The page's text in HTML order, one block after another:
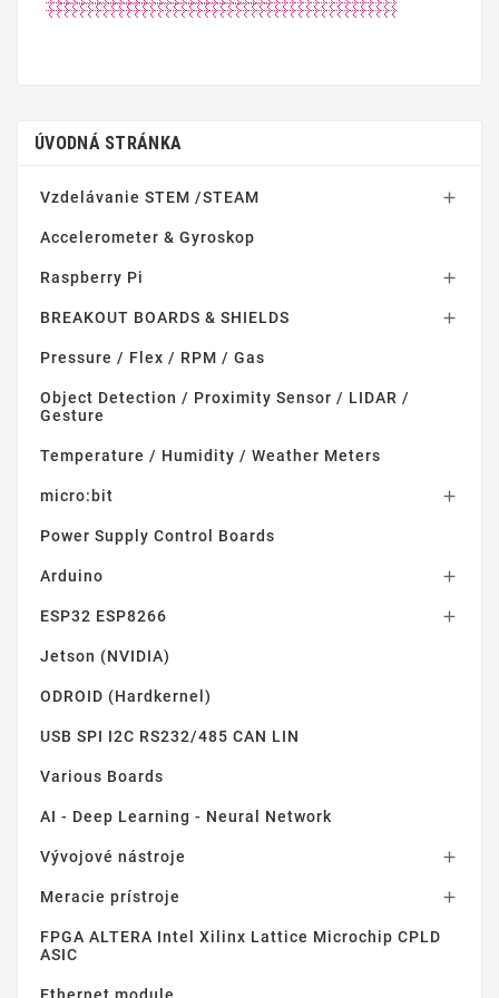
ÚVODNÁ STRÁNKA
Vzdelávanie STEM /STEAM 
Accelerometer & Gyroskop
Raspberry Pi 
BREAKOUT BOARDS & SHIELDS 
Pressure / Flex / RPM / Gas
Object Detection / Proximity Sensor / LIDAR /
Gesture
Temperature / Humidity / Weather Meters
micro:bit 
Power Supply Control Boards
Arduino 
ESP32 ESP8266 
Jetson (NVIDIA)
ODROID (Hardkernel)
USB SPI I2C RS232/485 CAN LIN
Various Boards
AI - Deep Learning - Neural Network
Vývojové nástroje 
Meracie prístroje 
FPGA ALTERA Intel Xilinx Lattice Microchip CPLD
ASIC